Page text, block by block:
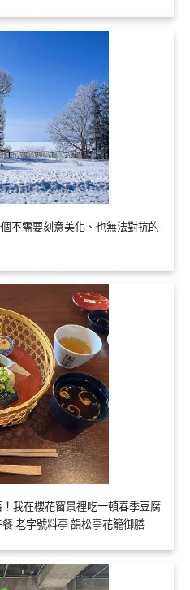
不需要刻意美化、也無法對抗的
我在櫻花窗景裡吃一頓春季豆腐
老字號料亭 韻松亭花籠御膳